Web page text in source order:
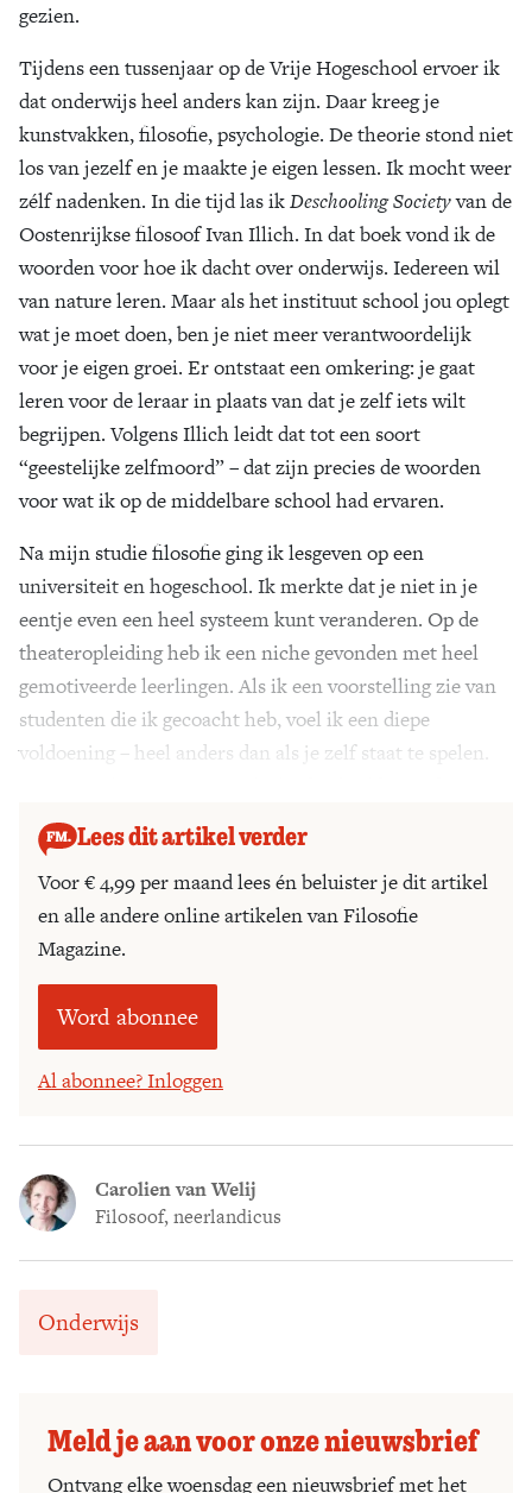
gezien.
Tijdens een tussenjaar op de Vrije Hogeschool ervoer ik
dat onderwijs heel anders kan zijn. Daar kreeg je
kunstvakken, filosofie, psychologie. De theorie stond niet
los van jezelf en je maakte je eigen lessen. Ik mocht weer
zélf nadenken. In die tijd las ikDeschooling Societyvan de
Oostenrijkse filosoof Ivan Illich. In dat boek vond ik de
woorden voor hoe ik dacht over onderwijs. Iedereen wil
van nature leren. Maar als het instituut school jou oplegt
wat je moet doen, ben je niet meer verantwoordelijk
voor je eigen groei. Er ontstaat een omkering: je gaat
leren voor de leraar in plaats van dat je zelf iets wilt
begrijpen. Volgens Illich leidt dat tot een soort
“geestelijke zelfmoord” – dat zijn precies de woorden
voor wat ik op de middelbare school had ervaren.
Na mijn studie filosofie ging ik lesgeven op een
universiteit en hogeschool. Ik merkte dat je niet in je
eentje even een heel systeem kunt veranderen. Op de
theateropleiding heb ik een niche gevonden met heel
gemotiveerde leerlingen. Als ik een voorstelling zie van
studenten die ik gecoacht heb, voel ik een diepe
voldoening – heel anders dan als je zelf staat te spelen.
Lees dit artikel verder
Voor € 4,99 per maand lees én beluister je dit artikel
en alle andere online artikelen van Filosofie
Magazine.
Word abonnee
Al abonnee? Inloggen
Carolien van Welij
Filosoof, neerlandicus
Onderwijs
Meld je aan voor onze nieuwsbrief
Ontvang elke woensdag een nieuwsbrief met het